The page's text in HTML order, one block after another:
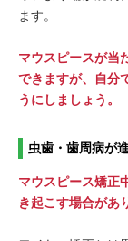
ます。
マウスピースが当
できますが、自分
うにしましょう。
虫歯・歯周病が
マウスピース矯正
き起こす場合があ